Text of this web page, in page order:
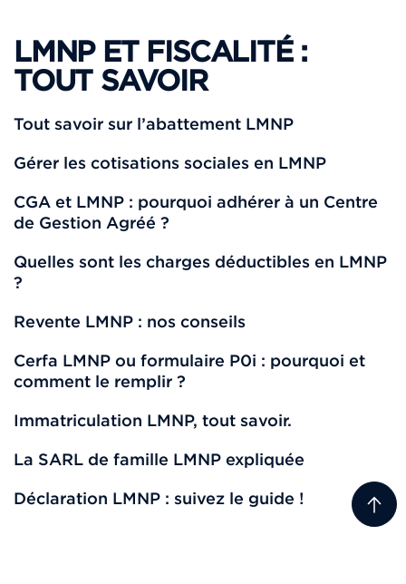
LMNP ET FISCALITÉ :
TOUT SAVOIR
Tout savoir sur l’abattement LMNP
Gérer les cotisations sociales en LMNP
CGA et LMNP : pourquoi adhérer à un Centre
de Gestion Agréé ?
Quelles sont les charges déductibles en LMNP
?
Revente LMNP : nos conseils
Cerfa LMNP ou formulaire P0i : pourquoi et
comment le remplir ?
Immatriculation LMNP, tout savoir.
La SARL de famille LMNP expliquée
Déclaration LMNP : suivez le guide !